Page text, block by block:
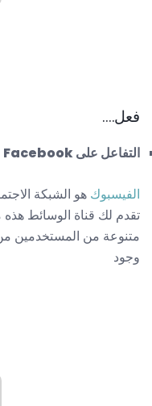
فعل….
التفاعل على Facebook
الفيسبوك هو الشبكة
تقدم لك قناة الوسائط
متنوعة من المستخدمين من
وجود